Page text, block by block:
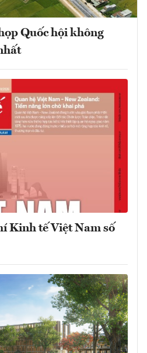
Quốc hội không
Kinh tế Việt Nam số